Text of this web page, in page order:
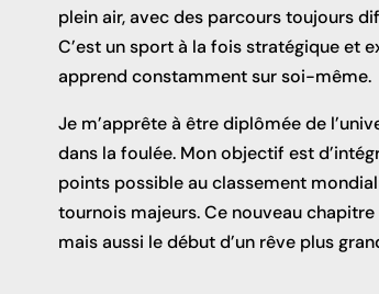
plein air, avec des parcours toujours
C’est un sport à la fois stratégique et
apprend constamment sur soi-même.
Je m’apprête à être diplômée de
dans la foulée. Mon objectif est
points possible au classement
tournois majeurs. Ce nouveau
mais aussi le début d’un rêve plus